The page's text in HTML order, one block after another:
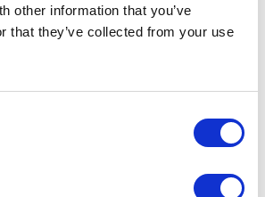
other information that you’ve
that they’ve collected from your use